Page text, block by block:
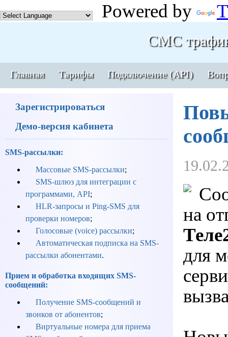
Powered by
СМС
Главная Тарифы Подключение (API)
Зарегистрироваться
Демо-версия кабинета
SMS-рассылки:
Массовые SMS-рассылки;
SMS-шлюз для интеграции с
программами, API;
HLR-запросы и Ping-SMS для
проверки номеров;
Голосовые (voice) рассылки;
Автоматическая подписка на SMS-
рассылки абонентами.
Прием и обработка входящих SMS-
сообщений:
Получение SMS-сообщений и
звонков от абонентов;
Виртуальные номера для приема
на
для